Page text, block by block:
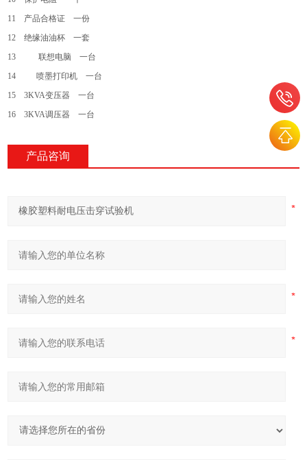
11 产品合格证 一份
12 绝缘油油杯 一套
13 联想电脑 一台
14 喷墨打印机 一台
15 3KVA变压器 一台
16 3KVA调压器 一台
产品咨询